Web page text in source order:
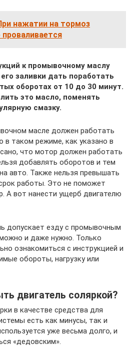
нажатии на тормоз
к промывочному маслу
заливки дать поработать
оборотах от 10 до 30 минут.
это масло, поменять
смазку.
масле должен работать
в таком режиме, как указано в
что мотор должен работать
добавлять оборотов и тем
авто. Также нельзя превышать
работы. Это не поможет
А вот нанести ущерб двигателю
допускает езду с промывочным
и даже нужно. Только
ознакомиться с инструкцией и
обороты, нагрузку или
двигатель соляркой?
в качестве средства для
есть как минусы, так и
уже весьма долго, и
«дедовским».